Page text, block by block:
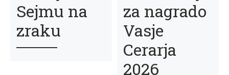
Sejmu na
zraku
za nagrado
Vasje
Cerarja
2026